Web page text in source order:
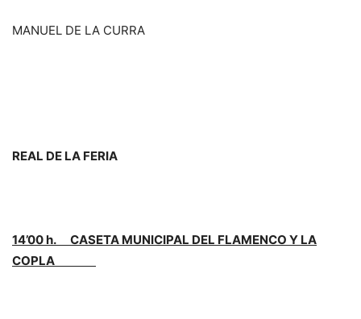
MANUEL DE LA CURRA
REAL DE LA FERIA
14’00 h. CASETA MUNICIPAL DEL FLAMENCO Y LA
COPLA